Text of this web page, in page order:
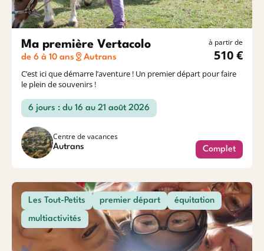
Ma première Vertacolo
de 6 à 10 ans Autrans
à partir de
510 €
C’est ici que démarre l’aventure ! Un premier départ pour faire
le plein de souvenirs !
6 jours : du 16 au 21 août 2026
Centre de vacances
Autrans Complet
Les Tout-Petits premier départ équitation
multiactivités